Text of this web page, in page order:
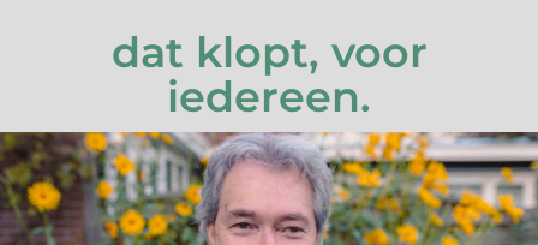
dat klopt, voor
iedereen.